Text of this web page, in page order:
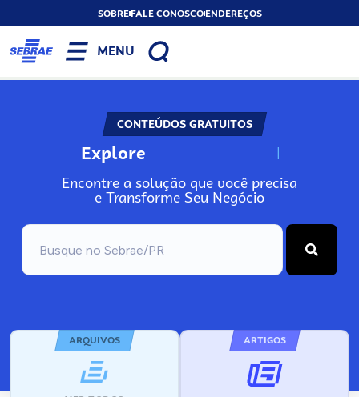
SOBREFALE CONOSCOENDEREÇOS
MENU
CONTEÚDOS GRATUITOS
Explore N
Encontre a solução que você precisa
e Transforme Seu Negócio
ARQUIVOS ARTIGOS